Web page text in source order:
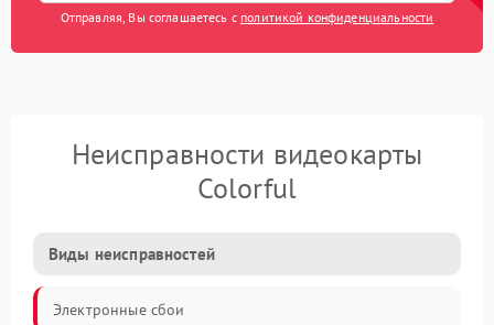
Отправляя, Вы соглашаетесь с политикой конфиденциальности
Неисправности видеокарты
Colorful
Виды неисправностей
Электронные сбои